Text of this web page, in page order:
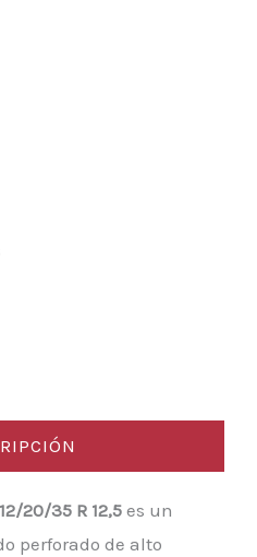
20/35 R 12,5 es un
perforado de alto